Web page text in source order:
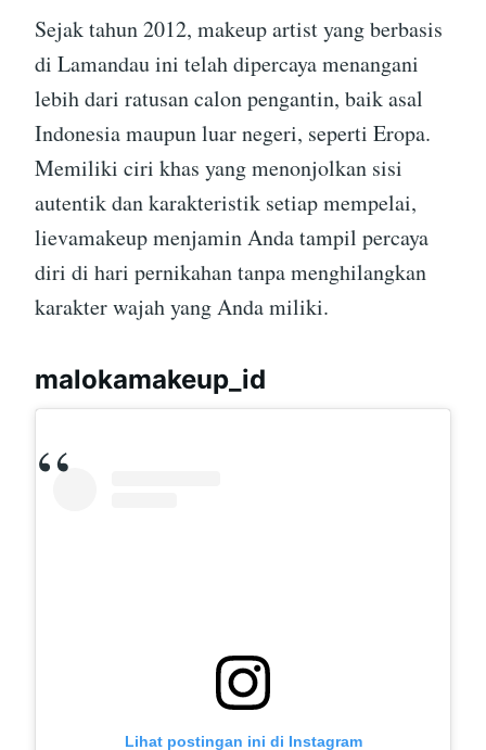
Sejak tahun 2012, makeup artist yang berbasis
di Lamandau ini telah dipercaya menangani
lebih dari ratusan calon pengantin, baik asal
Indonesia maupun luar negeri, seperti Eropa.
Memiliki ciri khas yang menonjolkan sisi
autentik dan karakteristik setiap mempelai,
lievamakeup menjamin Anda tampil percaya
diri di hari pernikahan tanpa menghilangkan
karakter wajah yang Anda miliki.
malokamakeup_id
Lihat postingan ini di Instagram